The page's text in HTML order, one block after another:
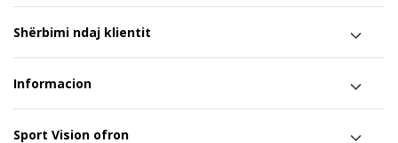
Shërbimi ndaj klientit
Informacion
Sport Vision ofron